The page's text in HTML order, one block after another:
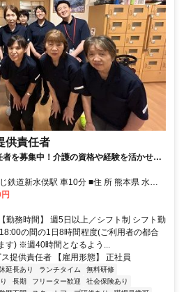
供責任者
を募集中！介護の資格や経験を活かせる
俣駅 車10分 ■住 所 熊本県 水俣
勤務時間】 週5日以上／シフト制 シフト勤
の間の1日8時間程度(ご利用者の都合
す) ※週40時間となるよう...
ス提供責任者 【雇用形態】 正社員
延長あり ランチタイム
無料研修
長期 フリーター歓迎
社会保険あり